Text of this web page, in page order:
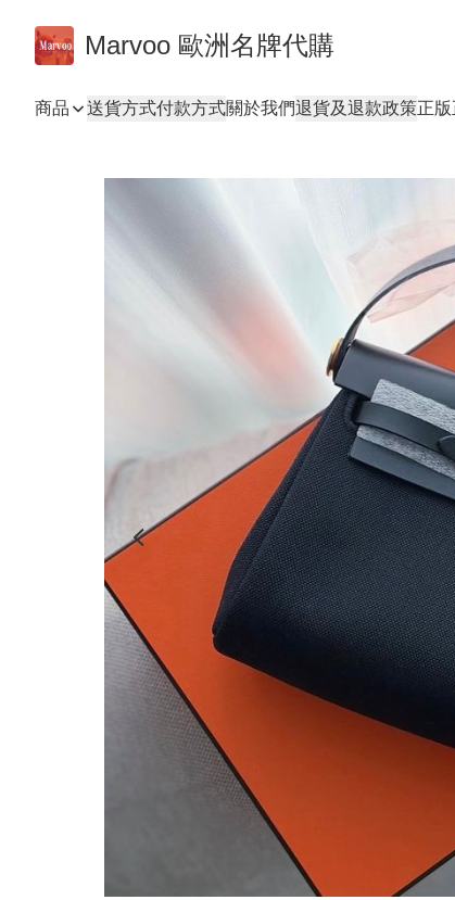
Marvoo 歐洲名牌代購
商品 送貨方式付款方式關於我們退貨及退款政策正